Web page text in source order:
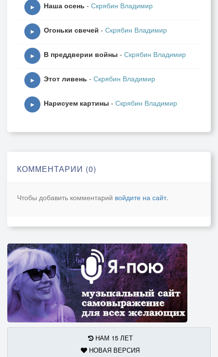
все повторю,
В Райском краю,
▶ Наша осень - Скрябин Владимир
▶ Огоньки свечей - Скрябин Владимир
▶ В преддверии войны - Скрябин Владимир
▶ Этот ливень - Скрябин Владимир
▶ Нарисуем картины - Скрябин Владимир
КОММЕНТАРИИ (0)
Чтобы добавить комментарий войдите на сайт.
НАМ 15 ЛЕТ
НОВАЯ ВЕРСИЯ